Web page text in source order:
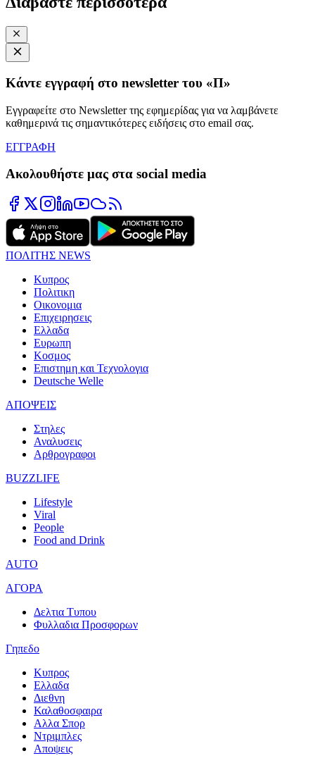
Κάντε εγγραφή στο newsletter του «Π»
Εγγραφείτε στο Newsletter της εφημερίδας για να λαμβάνετε
καθημερινά τις σημαντικότερες ειδήσεις στο email σας.
ΕΓΓΡΑΦΗ
Ακολουθήστε μας στα social media
ΠΟΛΙΤΗΣ NEWS
Κυπρος
Πολιτικη
Οικονομια
Επιχειρησεις
Ελλαδα
Ευρωπη
Κοσμος
Επιστημη και Τεχνολογια
Deutsche Welle
ΑΠΟΨΕΙΣ
Στηλες
Αναλυσεις
Αρθρογραφοι
BUZZLIFE
Lifestyle
Viral
People
Food and Drink
AUTO
ΑΓΟΡΑ
Δελτια Τυπου
Φυλλαδια Προσφορων
Γηπεδο
Κυπρος
Ελλαδα
Διεθνη
Καλαθοσφαιρα
Αλλα Σπορ
Ντριμπλες
Αποψεις